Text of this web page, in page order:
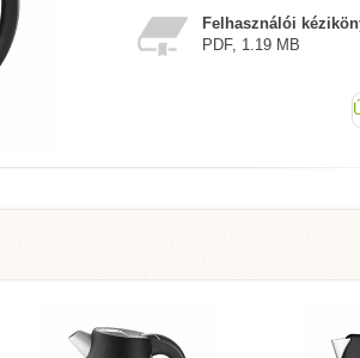
Felhasználói
PDF, 1.19 MB